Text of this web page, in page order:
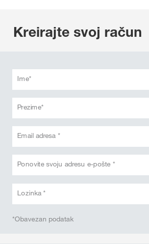
Kreirajte svoj račun
Ime*
Prezime*
Email adresa *
Ponovite svoju adresu e-pošte *
Lozinka *
*Obavezan podatak